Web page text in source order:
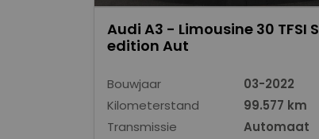
Audi A3 - Limousine 30 TFSI S
edition Aut
Bouwjaar
03-2022
Kilometerstand
99.577 km
Transmissie
Automaat